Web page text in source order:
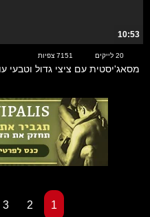
10:53
20 לייקים 7151 צפיות
מסאג'יסטית עם ציצי גדול וטבעי
1
2
3